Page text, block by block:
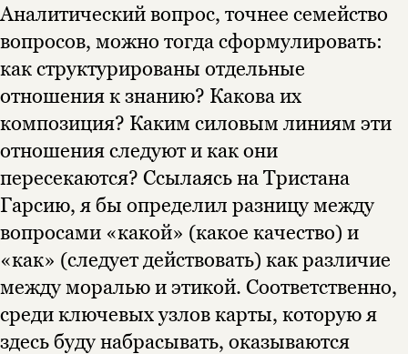
Аналитический вопрос, точнее семейство
вопросов, можно тогда сформулировать:
как структурированы отдельные
отношения к знанию? Какова их
композиция? Каким силовым линиям эти
отношения следуют и как они
пересекаются? Ссылаясь на Тристана
Гарсию, я бы определил разницу между
вопросами «какой» (какое качество) и
«как» (следует действовать) как различие
между моралью и этикой. Соответственно,
среди ключевых узлов карты, которую я
здесь буду набрасывать, оказываются
Я соглашаюсь сПолитикой конфиденциальности
подписаться
Я соглашаюсь сПолитикой конфиденциальности
подписаться
не предназначена для
несовершеннолетних
Скажите, пожалуйста,
вам уже исполнилось 18 лет?
нет, вернуться назад